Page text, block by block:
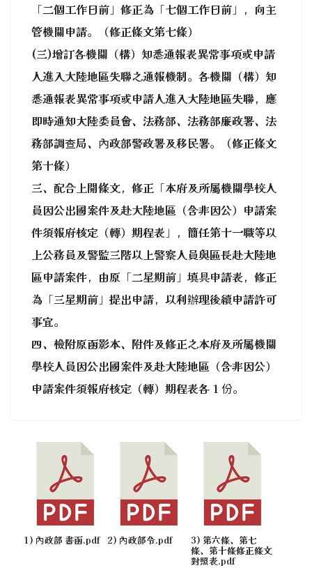
「二個工作日前」修正為「七個工作日前」，向主
管機關申請。（修正條文第七條）
(三)增訂各機關（構）知悉通報表異常事項或申請
人進入大陸地區失聯之通報機制。各機關（構）知
悉通報表異常事項或申請人進入大陸地區失聯，應
即時通知大陸委員會、法務部、法務部廉政署、法
務部調查局、內政部警政署及移民署。（修正條文
第十條）
三、配合上開條文，修正「本府及所屬機關學校人
員因公出國案件及赴大陸地區（含非因公）申請案
件須報府核定（轉）期程表」，簡任第十一職等以
上公務員及警監三階以上警察人員與區長赴大陸地
區申請案件，由原「二星期前」填具申請表，修正
為「三星期前」提出申請，以利辦理後續申請許可
事宜。
四、檢附原函影本、附件及修正之本府及所屬機關
學校人員因公出國案件及赴大陸地區（含非因公）
申請案件須報府核定（轉）期程表各 1 份。
1) 內政部 書函.pdf 2) 內政部令.pdf 3) 第六條、第七
條、第十條修正條文
對照表.pdf